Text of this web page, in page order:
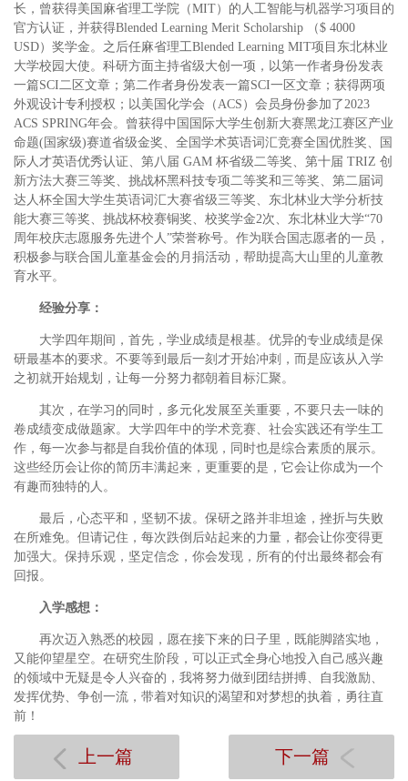
长，曾获得美国麻省理工学院（MIT）的人工智能与机器学习项目的
官方认证，并获得Blended Learning Merit Scholarship （$ 4000
USD）奖学金。之后任麻省理工Blended Learning MIT项目东北林业
大学校园大使。科研方面主持省级大创一项，以第一作者身份发表
一篇SCI 二区文章；第二作者身份发表一篇SCI一区文章；获得两项
外观设计专利授权；以美国化学会（ ACS ）会员身份参加了 2023
ACS SPRING年会。曾获得中国国际大学生创新大赛黑龙江赛区产业
命题( 国家级)赛道省级金奖、全国学术英语词汇竞赛全国优胜奖、国
际人才英语优秀认证、第八届 GAM 杯省级二等奖、第十届 TRIZ 创
新方法大赛三等奖、挑战杯黑科技专项二等奖和三等奖、第二届词
达人杯全国大学生英语词汇大赛省级三等奖、东北林业大学分析技
能大赛三等奖、挑战杯校赛铜奖、校奖学金2次、东北林业大学“70
周年校庆志愿服务先进个人”荣誉称号。作为联合国志愿者的一员，
积极参与联合国儿童基金会的月捐活动，帮助提高大山里的儿童教
育水平。
经验分享：
大学四年期间，首先，学业成绩是根基。优异的专业成绩是保
研最基本的要求。不要等到最后一刻才开始冲刺，而是应该从入学
之初就开始规划，让每一分努力都朝着目标汇聚。
其次，在学习的同时，多元化发展至关重要，不要只去一味的
卷成绩变成做题家。大学四年中的学术竞赛、社会实践还有学生工
作，每一次参与都是自我价值的体现，同时也是综合素质的展示。
这些经历会让你的简历丰满起来，更重要的是，它会让你成为一个
有趣而独特的人。
最后，心态平和，坚韧不拔。保研之路并非坦途，挫折与失败
在所难免。但请记住，每次跌倒后站起来的力量，都会让你变得更
加强大。保持乐观，坚定信念，你会发现，所有的付出最终都会有
回报。
入学感想：
再次迈入熟悉的校园，愿在接下来的日子里，既能脚踏实地，
又能仰望星空。在研究生阶段，可以正式全身心地投入自己感兴趣
的领域中无疑是令人兴奋的，我将努力做到团结拼搏、自我激励、
发挥优势、争创一流，带着对知识的渴望和对梦想的执着，勇往直
前！
上一篇 下一篇